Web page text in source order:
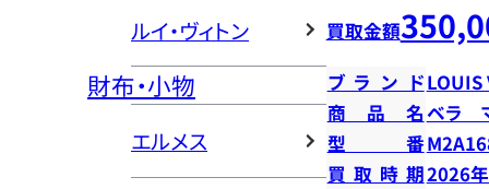
ルイ・ヴィトン
財布・小物
エルメス
買取金額
ブランドLOUIS
商品名ベラ
型番
買取時期2026